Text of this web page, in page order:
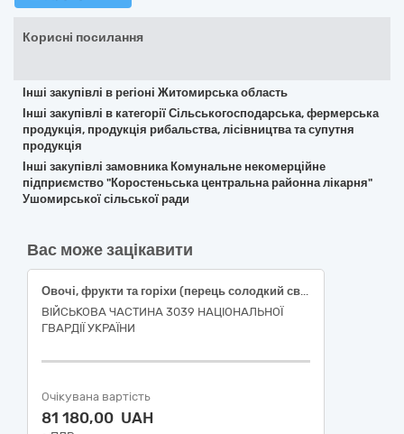
Корисні посилання
Інші закупівлі в регіоні Житомирська область
Інші закупівлі в категорії Сільськогосподарська, фермерська
продукція, продукція рибальства, лісівництва та супутня
продукція
Інші закупівлі замовника Комунальне некомерційне
підприємство "Коростеньська центральна районна лікарня"
Ушомирської сільської ради
Вас може зацікавити
Овочі, фрукти та горіхи (перець солодкий свіжий подовженої форми, огірки свіжі польові короткоплідні, помідори тепличні свіжі округлі, часник свіжий вищого товарного сорту)
ВІЙСЬКОВА ЧАСТИНА 3039 НАЦІОНАЛЬНОЇ
ГВАРДІЇ УКРАЇНИ
Очікувана вартість
81 180,00 UAH